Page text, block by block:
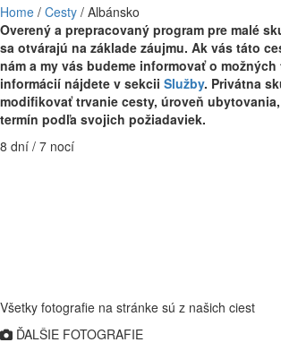
Home / Cesty / Albánsko
Overený a prepracovaný program pre malé
sa otvárajú na základe záujmu. Ak vás táto
nám a my vás budeme informovať o
informácií nájdete v sekcii Služby. Privátna
modifikovať trvanie cesty, úroveň
termín podľa svojich požiadaviek.
8 dní / 7 nocí
Všetky fotografie na stránke sú z našich ciest
ĎALŠIE FOTOGRAFIE